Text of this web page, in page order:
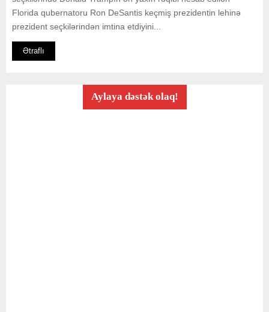
Florida qubernatoru Ron DeSantis keçmiş prezidentin lehinə
prezident seçkilərindən imtina etdiyini...
Ətraflı
Aylaya dəstək olaq!